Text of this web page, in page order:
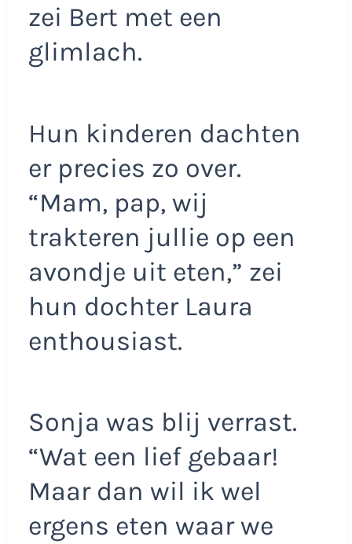
zei Bert met een
glimlach.
Hun kinderen dachten
er precies zo over.
“Mam, pap, wij
trakteren jullie op een
avondje uit eten,” zei
hun dochter Laura
enthousiast.
Sonja was blij verrast.
“Wat een lief gebaar!
Maar dan wil ik wel
ergens eten waar we